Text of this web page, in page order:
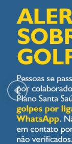
Previous